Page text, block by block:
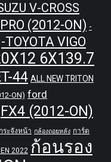
V-CROSS
(2012-ON) -
-TOYOTA VIGO
6X139.7
44 ALL NEW TRITON
ON) ford
FX4 (2012-ON)
กระจังหน้า กล้องถอยหลัง การ์ด
2022 ก้อนรอง